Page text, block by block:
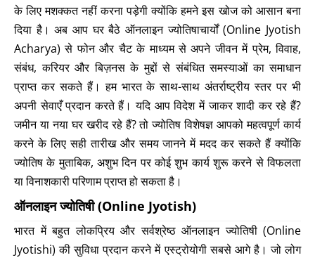
के लिए मशक्कत नहीं करना पड़ेगी क्योंकि हमने इस खोज को आसान बना
दिया है। अब आप घर बैठे ऑनलाइन ज्योतिषाचार्यों (Online Jyotish
Acharya) से फोन और चैट के माध्यम से अपने जीवन में प्रेम, विवाह,
संबंध, करियर और बिज़नस के मुद्दों से संबंधित समस्याओं का समाधान
प्राप्त कर सकते हैं। हम भारत के साथ-साथ अंतर्राष्ट्रीय स्तर पर भी
अपनी सेवाएँ प्रदान करते हैं। यदि आप विदेश में जाकर शादी कर रहे हैं?
जमीन या नया घर खरीद रहे हैं? तो ज्योतिष विशेषज्ञ आपको महत्वपूर्ण कार्य
करने के लिए सही तारीख और समय जानने में मदद कर सकते हैं क्योंकि
ज्योतिष के मुताबिक, अशुभ दिन पर कोई शुभ कार्य शुरू करने से विफलता
या विनाशकारी परिणाम प्राप्त हो सकता है।
ऑनलाइन ज्योतिषी (Online Jyotish)
भारत में बहुत लोकप्रिय और सर्वश्रेष्ठ ऑनलाइन ज्योतिषी (Online
Jyotishi) की सुविधा प्रदान करने में एस्ट्रोयोगी सबसे आगे है। जो लोग